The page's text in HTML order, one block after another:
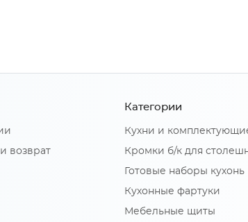
возврат
Категории
Кухни и
Кромки б/к для
Готовые наборы кухонь
Кухонные фартуки
Мебельные щиты